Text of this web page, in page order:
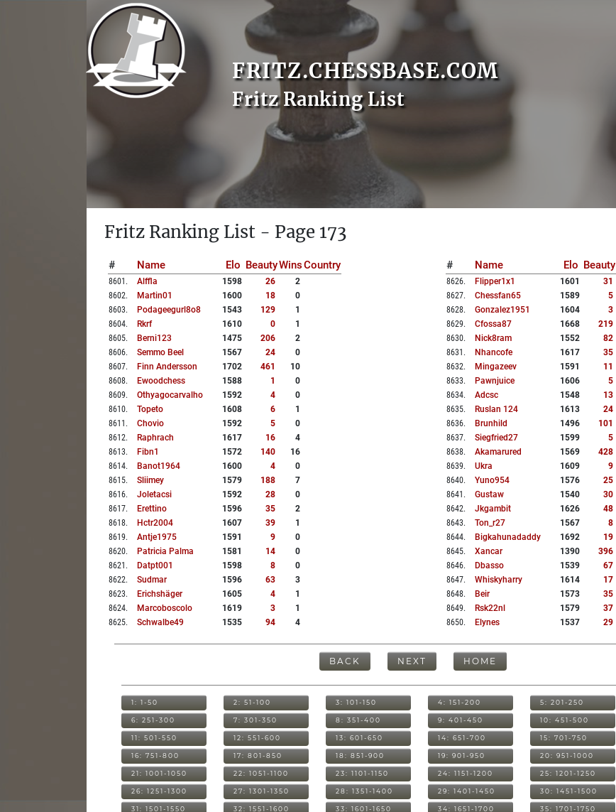
FRITZ.CHESSBASE.COM
Fritz Ranking List
Fritz Ranking List - Page 173
# Name Elo BeautyWinsCountry
8601 . Alffla 1598 26
2
8602. Martin01 1600 18
0
8603. Podageegurl8o8 1543 129
1
8604. Rkrf 1610 0
1
8605. Berni123 1475 206
2
8606. Semmo Beel 1567 24
0
8607. Finn Andersson 1702 461
10
8608. Ewoodchess 1588 1
0
8609. Othyagocarvalho 1592 4
0
8610. Topeto 1608 6
1
8611 . Chovio 1592 5
0
8612. Raphrach 1617 16
4
8613. Fibn1 1572 140
16
8614. Banot1964 1600 4
0
8615. Sliimey 1579 188
7
8616. Joletacsi 1592 28
0
8617. Erettino 1596 35
2
8618. Hctr2004 1607 39
1
8619. Antje1975 1591 9
0
8620. Patricia Palma 1581 14
0
8621 . Datpt001 1598 8
0
8622. Sudmar 1596 63
3
8623. Erichshäger 1605 4
1
8624. Marcoboscolo 1619 3
1
8625. Schwalbe49 1535 94 4
# Name Elo Beauty
8626. Flipper1x1 1601 31
8627. Chessfan65 1589 5
8628. Gonzalez1951 1604 3
8629. Cfossa87 1668 219
8630. Nick8ram 1552 82
8631 . Nhancofe 1617 35
8632. Mingazeev 1591 11
8633. Pawnjuice 1606 5
8634. Adcsc 1548 13
8635. Ruslan 124 1613 24
8636. Brunhild 1496 101
8637. Siegfried27 1599 5
8638. Akamarured 1569 428
8639. Ukra 1609 9
8640. Yuno954 1576 25
8641 . Gustaw 1540 30
8642. Jkgambit 1626 48
8643. Ton_r27 1567 8
8644. Bigkahunadaddy 1692 19
8645. Xancar 1390 396
8646. Dbasso 1539 67
8647. Whiskyharry 1614 17
8648. Beir 1573 35
8649. Rsk22nl 1579 37
8650. Elynes 1537 29
BACK NEXT HOME
1: 1-50 2: 51-100 3: 101-150 4: 151-200 5: 201-250
6: 251-300 7: 301-350 8: 351-400 9: 401-450 10: 451-500
11: 501-550 12: 551-600 13: 601-650 14: 651-700 15: 701-750
16: 751-800 17: 801-850 18: 851-900 19: 901-950 20: 951-1000
21: 1001-1050 22: 1051-1100 23: 1101-1150 24: 1151-1200 25: 1201-1250
26: 1251-1300 27: 1301-1350 28: 1351-1400 29: 1401-1450 30: 1451-1500
31: 1501-1550 32: 1551-1600 33: 1601-1650 34: 1651-1700 35: 1701-1750